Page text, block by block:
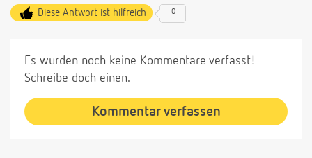
Diese Antwort ist hilfreich 0
Es wurden noch keine Kommentare verfasst!
Schreibe doch einen.
Kommentar verfassen